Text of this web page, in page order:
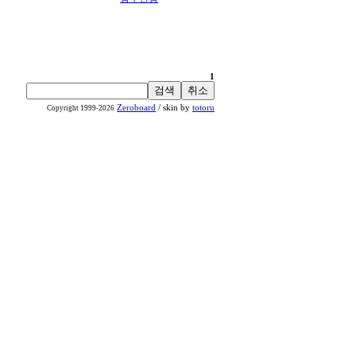
1
Copyright 1999-2026 Zeroboard / skin by totoru